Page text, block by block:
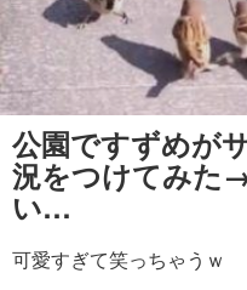
公園ですずめが
況をつけてみた
い…
可愛すぎて笑っちゃうｗ